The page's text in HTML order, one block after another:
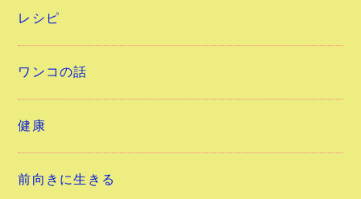
レシピ
ワンコの話
健康
前向きに生きる